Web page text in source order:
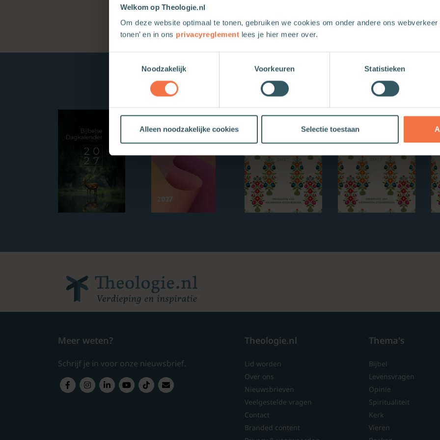
Welkom op Theologie.nl
Om deze website optimaal te tonen, gebruiken we cookies om onder andere ons webverkeer
tonen’ en in ons privacyreglement lees je hier meer over.
Noodzakelijk
Voorkeuren Statistieken
Alleen noodzakelijke cookies Selectie toestaan
Nieuwe boeken
Meer weten?
Schrijf je in voor onze nieuwsbrief.
Theologie.nl
Lid worden
Over ons
Nieuwsbrieven
Veelgestelde vragen
Contact
Branded content
Thema's
Bijbel
Levensvragen
Opinie
Spiritualiteit
Kerk
Vieren